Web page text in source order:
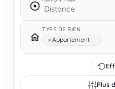
TYPE DE BIEN
×Appartement
Plus